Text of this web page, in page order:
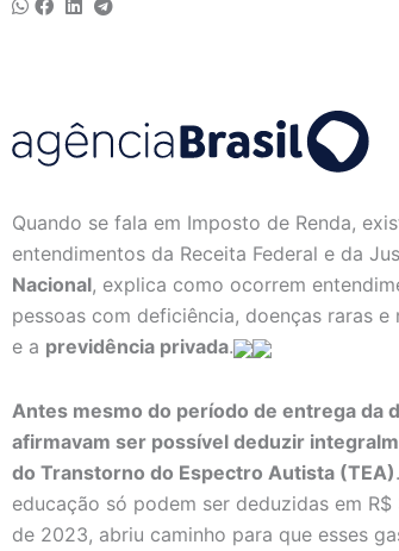
Quando se fala em Imposto de Renda,
entendimentos da Receita Federal e da
Nacional, explica como ocorrem
pessoas com deficiência, doenças raras e
e a previdência privada.
Antes mesmo do período de entrega da
afirmavam ser possível deduzir
do Transtorno do Espectro Autista (TEA)
educação só podem ser deduzidas em
de 2023, abriu caminho para que esses